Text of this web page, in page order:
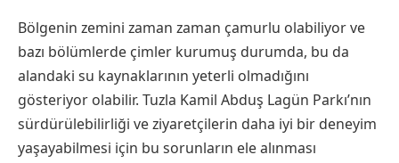
Bölgenin zemini zaman zaman çamurlu olabiliyor ve
bazı bölümlerde çimler kurumuş durumda, bu da
alandaki su kaynaklarının yeterli olmadığını
gösteriyor olabilir. Tuzla Kamil Abduş Lagün Parkı’nın
sürdürülebilirliği ve ziyaretçilerin daha iyi bir deneyim
yaşayabilmesi için bu sorunların ele alınması